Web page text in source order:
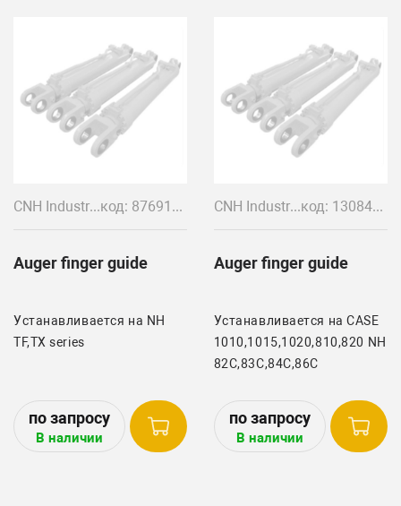
CNH Industrial код: 87691794/80740844/740844
Auger finger guide
Устанавливается на NH
TF,TX series
В наличии
CNH Industrial код: 1308425C1
Auger finger guide
Устанавливается на CASE
1010,1015,1020,810,820 NH
82C,83C,84C,86C
В наличии